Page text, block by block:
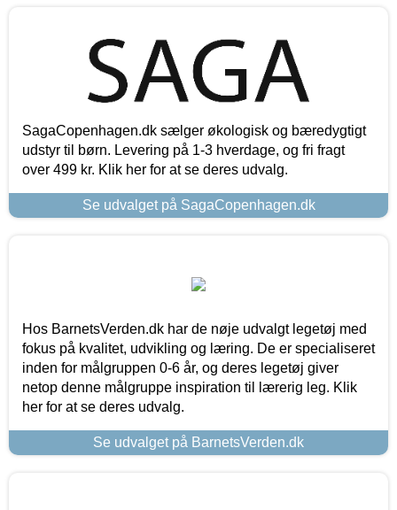
SagaCopenhagen.dk sælger økologisk og bæredygtigt
udstyr til børn. Levering på 1-3 hverdage, og fri fragt
over 499 kr. Klik her for at se deres udvalg.
Se udvalget på SagaCopenhagen.dk
Hos BarnetsVerden.dk har de nøje udvalgt legetøj med
fokus på kvalitet, udvikling og læring. De er specialiseret
inden for målgruppen 0-6 år, og deres legetøj giver
netop denne målgruppe inspiration til lærerig leg. Klik
her for at se deres udvalg.
Se udvalget på BarnetsVerden.dk